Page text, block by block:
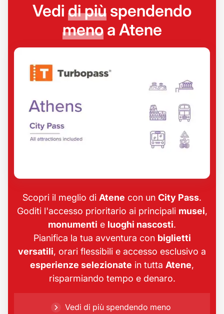
Vedi di più spendendo
menoa Atene
Scopri il meglio di Atene con un City Pass.
Goditi l'accesso prioritario ai principali musei,
monumenti e luoghi nascosti.
Pianifica la tua avventura con biglietti
versatili, orari flessibili e accesso esclusivo a
esperienze selezionate in tutta Atene,
risparmiando tempo e denaro.
Vedi di più spendendo meno